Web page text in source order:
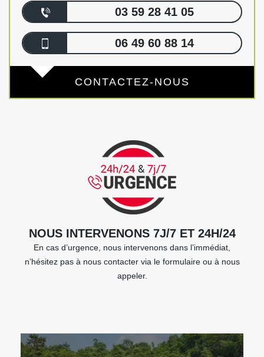
03 59 28 41 05
06 49 60 88 14
CONTACTEZ-NOUS
NOUS INTERVENONS 7J/7 ET 24H/24
En cas d’urgence, nous intervenons dans l’immédiat,
n’hésitez pas à nous contacter via le formulaire ou à nous
appeler.